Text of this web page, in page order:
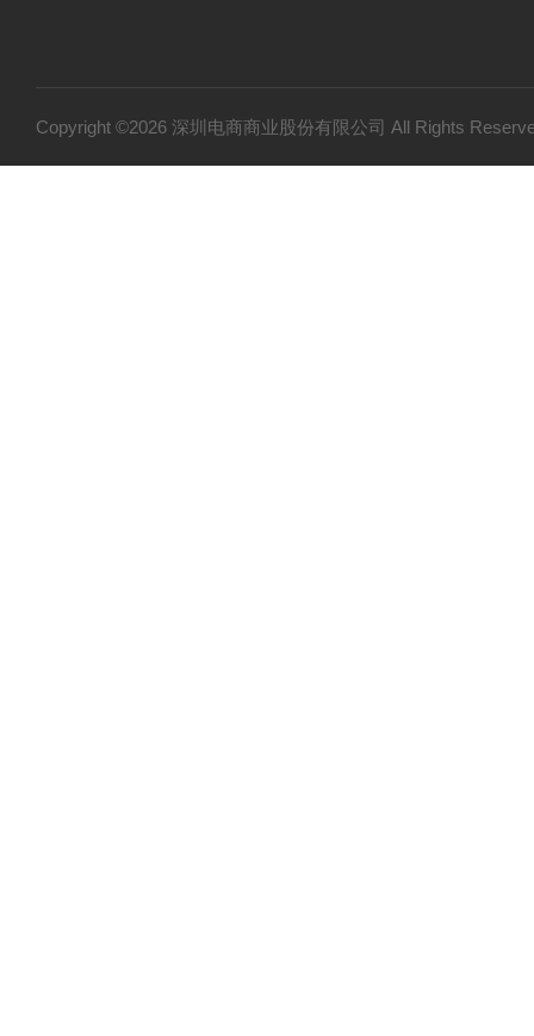
Copyright ©2026 深圳电商商业股份有限公司 All Rights